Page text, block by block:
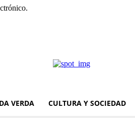
VERDA CULTURA Y SOCIEDAD